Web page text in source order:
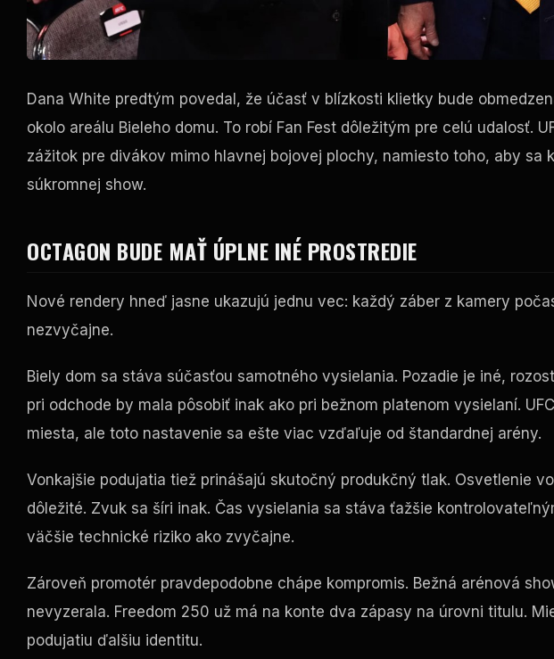
Dana White predtým povedal, že účasť v blízkosti klietky bude
okolo areálu Bieleho domu. To robí Fan Fest dôležitým pre celú udalosť.
zážitok pre divákov mimo hlavnej bojovej plochy, namiesto toho, aby sa
súkromnej show.
OCTAGON BUDE MAŤ ÚPLNE INÉ PROSTREDIE
Nové rendery hneď jasne ukazujú jednu vec: každý záber z kamery
nezvyčajne.
Biely dom sa stáva súčasťou samotného vysielania. Pozadie je iné,
pri odchode by mala pôsobiť inak ako pri bežnom platenom vysielaní.
miesta, ale toto nastavenie sa ešte viac vzďaľuje od štandardnej arény.
Vonkajšie podujatia tiež prinášajú skutočný produkčný tlak. Osvetlenie
dôležité. Zvuk sa šíri inak. Čas vysielania sa stáva ťažšie
väčšie technické riziko ako zvyčajne.
Zároveň promotér pravdepodobne chápe kompromis. Bežná arénová
nevyzerala. Freedom 250 už má na konte dva zápasy na úrovni titulu.
podujatiu ďalšiu identitu.